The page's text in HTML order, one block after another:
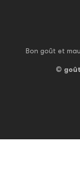
Bon goût et
©